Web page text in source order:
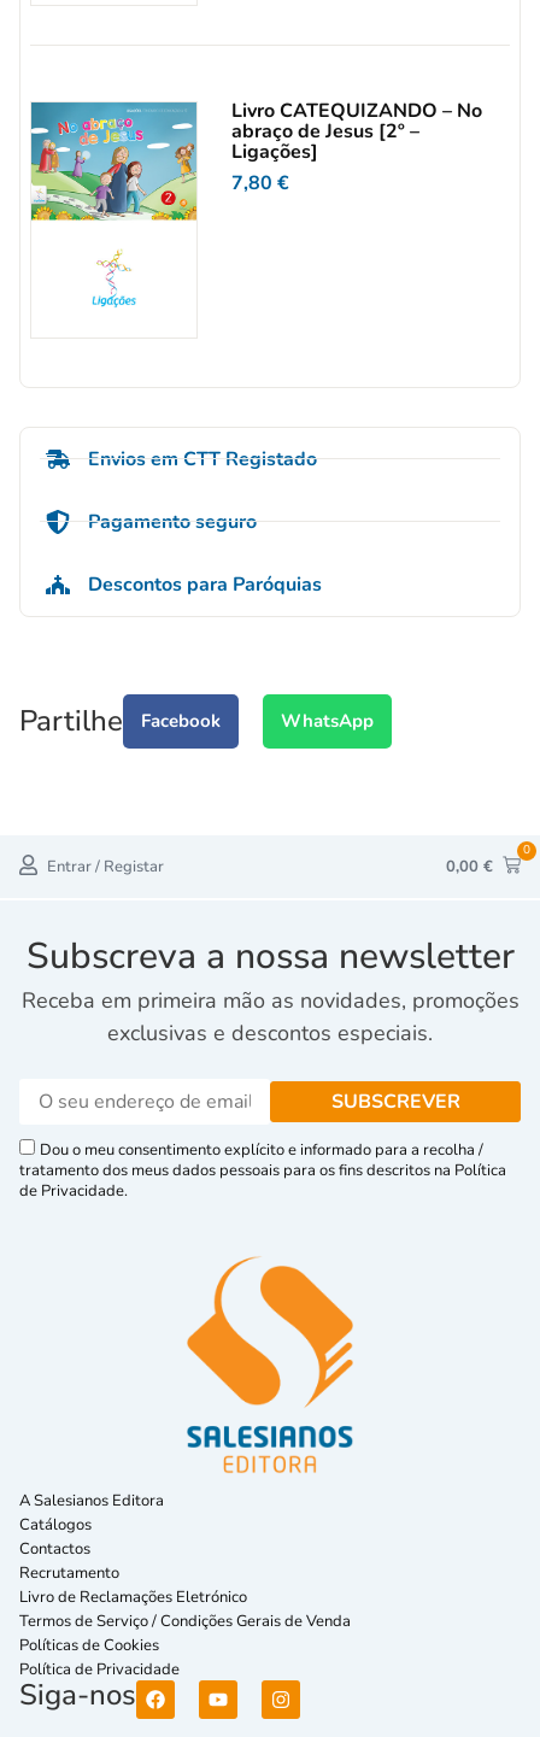
Livro CATEQUIZANDO – No
abraço de Jesus [2º –
Ligações]
7,80€
Envios em CTT Registado
Pagamento seguro
Descontos para Paróquias
Partilhe Facebook WhatsApp
Entrar / Registar 0,00 €
0
Subscreva a nossa newsletter
Receba em primeira mão as novidades, promoções
exclusivas e descontos especiais.
Dou o meu consentimento explícito e informado para a recolha /
tratamento dos meus dados pessoais para os fins descritos na Política
de Privacidade.
A Salesianos Editora
Catálogos
Contactos
Recrutamento
Livro de Reclamações Eletrónico
Termos de Serviço / Condições Gerais de Venda
Políticas de Cookies
Política de Privacidade
Siga-nos